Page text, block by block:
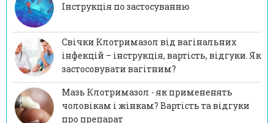
Інструкція по застосуванню
Свічки Клотримазол від вагінальних
інфекцій – інструкція, вартість, відгуки. Як
застосовувати вагітним?
Мазь Клотримазол - як примененять
чоловікам і жінкам? Вартість та відгуки
про препарат